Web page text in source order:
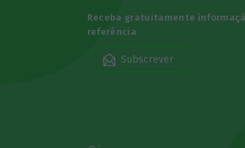
Receba gratuitamente
referência
Subscrever